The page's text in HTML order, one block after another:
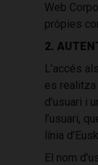
Web
pròpies
2.
L’accés
es realitza
d’usuari i
l’usuari,
línia
El nom